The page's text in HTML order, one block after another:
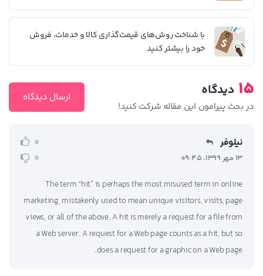
با شناخت روش‌های قیمت‌گذاری کالا و خدمات، فروش
خود را بیشتر کنید
15 دیدگاه
در بحث‌‌ پیرامون این مقاله شرکت کنید!
ارسال دیدگاه
نیلوفر
13 مهر 1399، 09:45
0
0
The term “hit” is perhaps the most misused term in online
marketing, mistakenly used to mean unique visitors, visits, page
views, or all of the above. A hit is merely a request for a file from
a Web server. A request for a Web page counts as a hit, but so
does a request for a graphic on a Web page.